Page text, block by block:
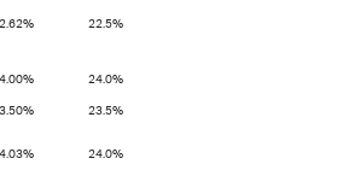
22.5%
24.0%
23.5%
24.0%